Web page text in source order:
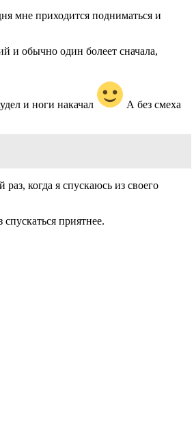
мне приходится подниматься и
и обычно один болеет сначала,
и ноги накачал
А без смеха
когда я спускаюсь из своего
приятнее.